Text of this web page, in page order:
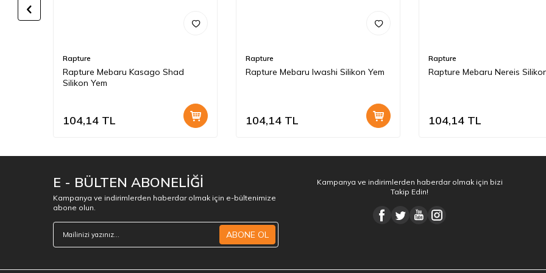
Rapture
Rapture Mebaru Kasago Shad
Silikon Yem
104,14 TL
Rapture
Rapture Mebaru Iwashi Silikon Yem
104,14 TL
Rapture
Rapture Mebaru Nereis
104,14 TL
E - BÜLTEN ABONELİĞİ
Kampanya ve indirimlerden haberdar olmak için e-bültenimize
abone olun.
ABONE OL
Kampanya ve indirimlerden haberdar olmak için bizi
Takip Edin!